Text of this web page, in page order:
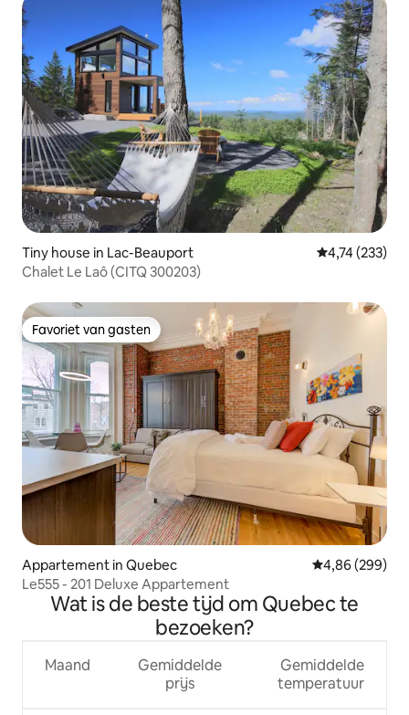
Tiny house in Lac-Beauport Gemiddelde
4,74 (233)
Chalet Le Laô (CITQ 300203)
Favoriet van gasten
Favoriet van gasten
Appartement in Quebec Gemiddelde
4,86 (299)
Le555 - 201 Deluxe Appartement
Wat is de beste tijd om Quebec te
bezoeken?
Maand
Gemiddelde
prijs
Gemiddelde
temperatuur